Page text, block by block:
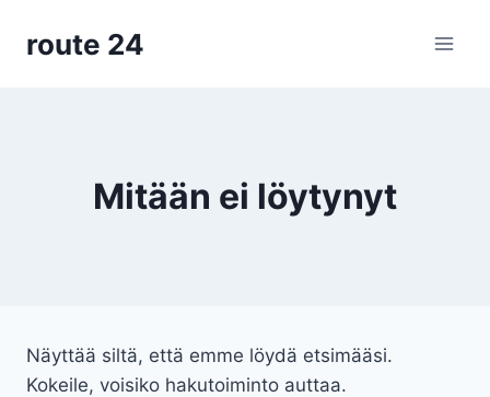
sisältöön
route 24
Mitään ei löytynyt
Näyttää siltä, että emme löydä etsimääsi.
Kokeile, voisiko hakutoiminto auttaa.